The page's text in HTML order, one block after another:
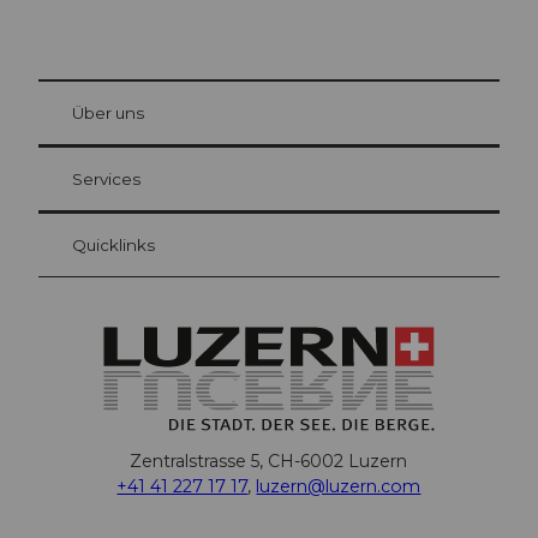
Gästekarte Luzern
Ihre Vorteile als Übernachtungsgast
at Bre
Über uns
Services
Quicklinks
Zentralstrasse 5, CH-6002 Luzern
+41 41 227 17 17, luzern@luzern.com